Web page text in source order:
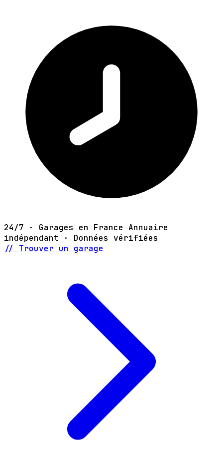
24/7 · Garages en France Annuaire
indépendant · Données vérifiées
// Trouver un garage